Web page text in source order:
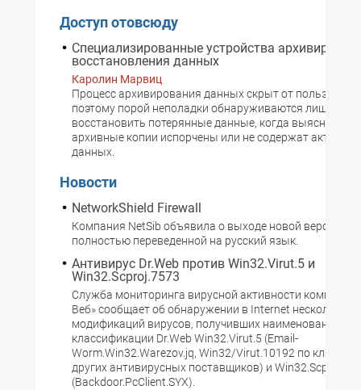
Доступ отовсюду
Специализированные устройства
восстановления данных
Каролин Марвиц
Процесс архивирования данных скрыт от
поэтому порой неполадки обнаруживаются лишь
восстановить потерянные данные, когда выясняется,
архивные копии испорчены или не содержат
данных.
Новости
NetworkShield Firewall
Компания NetSib объявила о выходе новой версии
полностью переведенной на русский язык.
Антивирус Dr.Web против Win32.Virut.5 и
Win32.Scproj.7573
Служба мониторинга вирусной активности компании
Веб» сообщает об обнаружении в Internet нескольких
модификаций вирусов, получивших наименования по
классификации Dr.Web Win32.Virut.5 (Email-
Worm.Win32.Warezov.jq, Win32/Virut.10192 по
других антивирусных поставщиков) и
(Backdoor.PcClient.SYX).